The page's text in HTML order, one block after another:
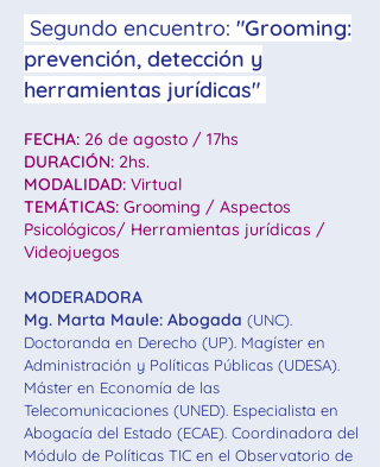
Segundo encuentro: "Grooming:
prevención, detección y
herramientas jurídicas"
FECHA: 26 de agosto / 17hs
DURACIÓN: 2hs.
MODALIDAD: Virtual
TEMÁTICAS: Grooming / Aspectos
Psicológicos/ Herramientas jurídicas /
Videojuegos
MODERADORA
Mg. Marta Maule: Abogada (UNC).
Doctoranda en Derecho (UP). Magíster en
Administración y Políticas Públicas (UDESA).
Máster en Economía de las
Telecomunicaciones (UNED). Especialista en
Abogacía del Estado (ECAE). Coordinadora del
Módulo de Políticas TIC en el Observatorio de